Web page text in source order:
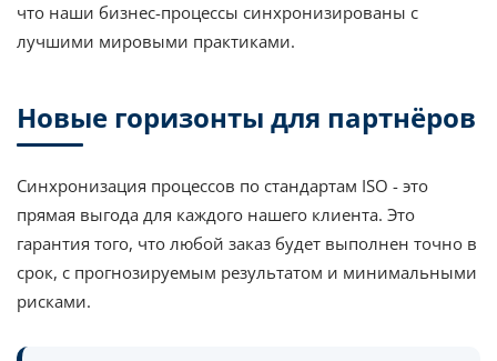
что наши бизнес-процессы синхронизированы с
лучшими мировыми практиками.
Новые горизонты для партнёров
Синхронизация процессов по стандартам ISO - это
прямая выгода для каждого нашего клиента. Это
гарантия того, что любой заказ будет выполнен точно в
срок, с прогнозируемым результатом и минимальными
рисками.